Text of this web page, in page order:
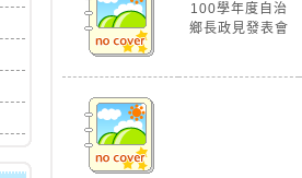
100學年度自治
鄉長政見發表會